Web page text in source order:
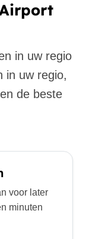
in uw regio
in uw regio,
de beste
voor later
minuten